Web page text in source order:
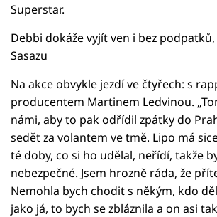
Superstar.
Debbi dokáže vyjít ven i bez
Sasazu
Na akce obvykle jezdí ve čtyřech: s
producentem Martinem Ledvinou.
námi, aby to pak odřídil zpátky do
sedět za volantem ve tmě. Lipo má
té doby, co si ho udělal, neřídí, takže
nebezpečné. Jsem hrozně ráda, že
Nemohla bych chodit s někým, kdo
jako já, to bych se zbláznila a on asi